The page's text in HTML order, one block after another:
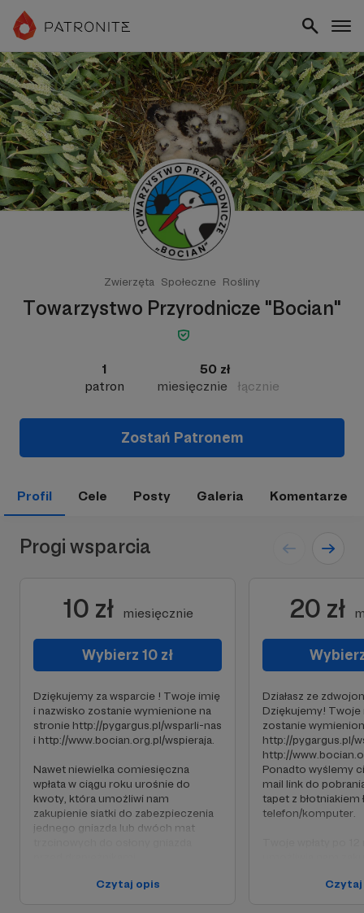
Zwierzęta Społeczne Rośliny
Towarzystwo Przyrodnicze "Bocian"
1
patron
50 zł
miesięcznie
łącznie
Zostań Patronem
Profil Cele Posty Galeria Komentarze
Progi wsparcia
10 zł miesięcznie
Wybierz 10 zł
Dziękujemy za wsparcie ! Twoje imię
i nazwisko zostanie wymienione na
stronie http://pygargus.pl/wsparli-nas
i http://www.bocian.org.pl/wspieraja.
Nawet niewielka comiesięczna
wpłata w ciągu roku urośnie do
kwoty, która umożliwi nam
zakupienie siatki do zabezpieczenia
jednego gniazda lub dwóch mat
Jeżeli 155 osób będzie nas wspierać
Czytaj opis
20 zł
Działasz ze
Dziękujemy! Twoje
zostanie
http://pygargus.pl/
http://
Ponadto wyślemy
mail link do
tapet z błotniakiem
telefon/komputer.
gniazd lub mat